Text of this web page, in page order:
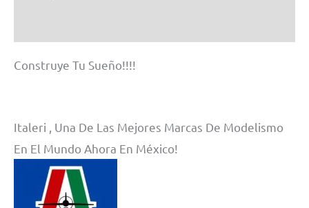
Construye Tu Sueño!!!!
Italeri , Una De Las Mejores Marcas De Modelismo
En El Mundo Ahora En México!